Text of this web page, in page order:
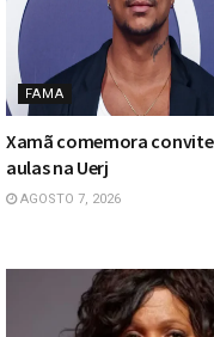
FAMA
Xamã comemora
aulas na Uerj
AGOSTO 7, 2026